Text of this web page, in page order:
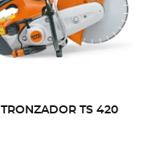
TRONZADOR TS 420